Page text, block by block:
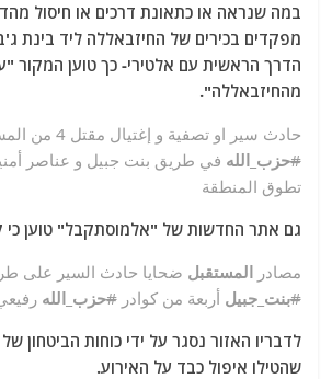
at
s
A
p
p
e
g
ra
m
ai
l
itt
er
c
e
o
o
מפקדים בכירים של החיזבאללה ליד בינת
הדרך הראשית עם אלטירי- כך טוען המקור
מהחיזבאללה".
حادث سير او تصفية و إغتيال مقتل 4 من المسؤولين الكبار في
#حزب_الله في طريق بنت جبيل و عناصر
تطوق المنطقة
גם אתר החדשות של "אלמוסתקבל" טוען כי
مصادرالمستقبل ضحايا حادث السير على
#بنت_جبيل أربعة من كوادر#حزب_الله
לדבריו האזור נסגר על ידי כוחות הביטחון
שהטילו איפול כבד על האירוע.